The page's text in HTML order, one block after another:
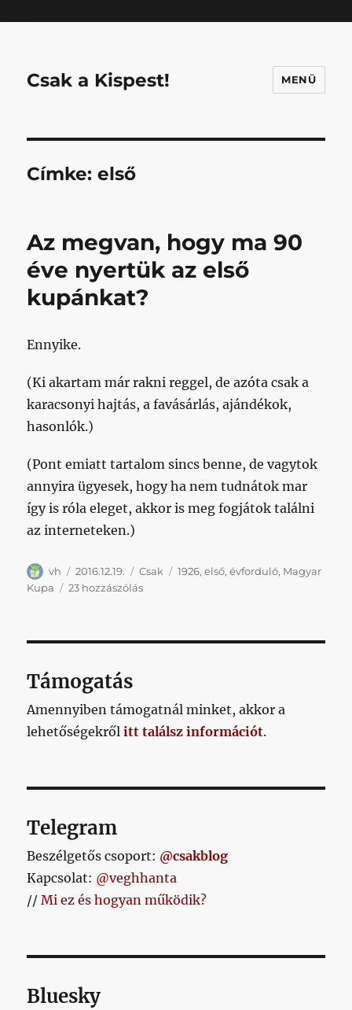
Csak a Kispest! MENÜ
Címke:első
Az megvan, hogy ma 90
éve nyertük az első
kupánkat?
Ennyike.
(Ki akartam már rakni reggel, de azóta csak a
karacsonyi hajtás, a favásárlás, ajándékok,
hasonlók.)
(Pont emiatt tartalom sincs benne, de vagytok
annyira ügyesek, hogy ha nem tudnátok mar
így is róla eleget, akkor is meg fogjátok találni
az interneteken.)
Szerző
vh Közzétéve
2016.12.19. Kategória
Csak Címke
1926,első,évforduló, Magyar
Kupa
23 hozzászólásAz
első
kupánkat?
Támogatás
Amennyiben támogatnál minket, akkor a
lehetőségekrőlitt találsz információt.
Telegram
Beszélgetős csoport: @csakblog
Kapcsolat: @veghhanta
//Mi ez és hogyan működik?
Bluesky